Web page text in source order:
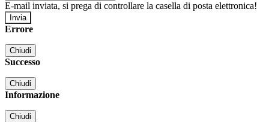
E-mail inviata, si prega di controllare la casella di posta elettronica!
Errore
Chiudi
Successo
Chiudi
Informazione
Chiudi